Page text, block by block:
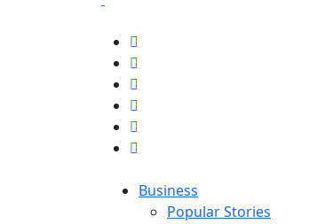
Business
Popular Stories